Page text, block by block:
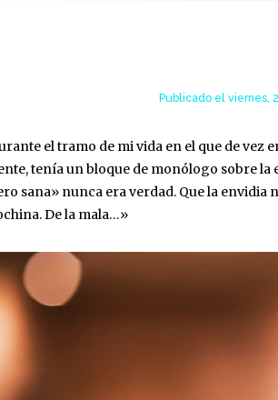
Publicado el viernes,
el tramo de mi vida en el que de vez
tenía un bloque de monólogo sobre la
sana» nunca era verdad. Que la envidia
De la mala…»